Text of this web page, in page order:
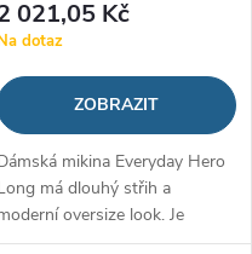
021,05 Kč
dotaz
ZOBRAZIT
mikina Everyday Hero
má dlouhý střih a
oversize look. Je
z příjemného